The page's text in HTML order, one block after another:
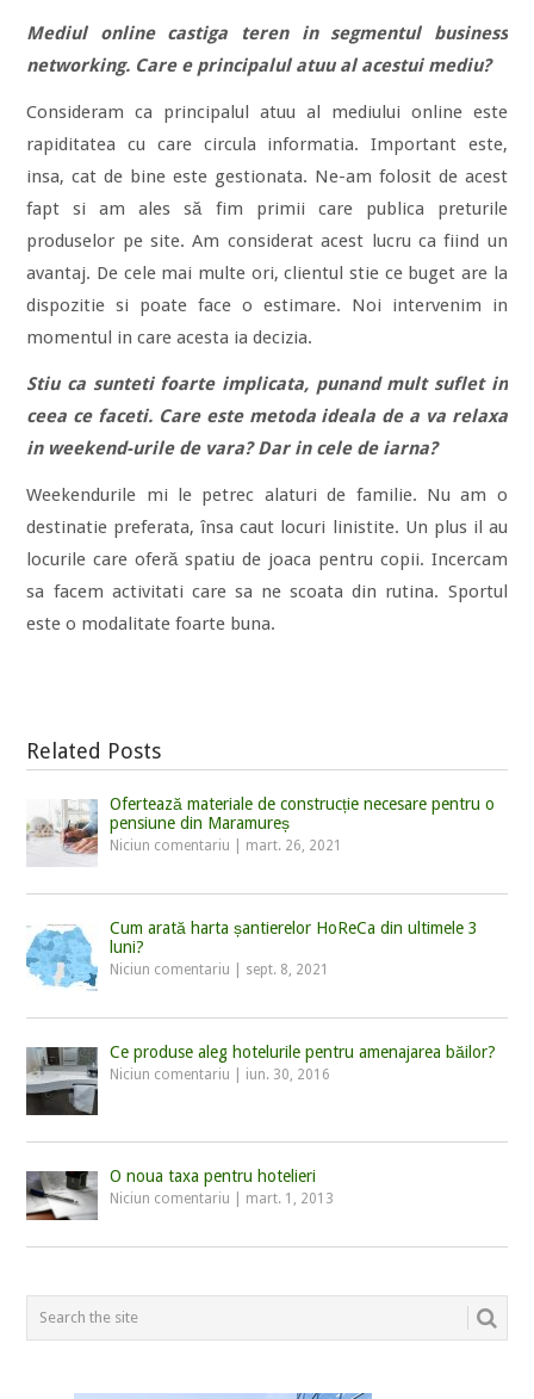
Mediul online castiga teren in segmentul business
networking. Care e principalul atuu al acestui mediu?
Consideram ca principalul atuu al mediului online este
rapiditatea cu care circula informatia. Important este,
insa, cat de bine este gestionata. Ne-am folosit de acest
fapt si am ales să fim primii care publica preturile
produselor pe site. Am considerat acest lucru ca fiind un
avantaj. De cele mai multe ori, clientul stie ce buget are la
dispozitie si poate face o estimare. Noi intervenim in
momentul in care acesta ia decizia.
Stiu ca sunteti foarte implicata, punand mult suflet in
ceea ce faceti. Care este metoda ideala de a va relaxa
in weekend-urile de vara? Dar in cele de iarna?
Weekendurile mi le petrec alaturi de familie. Nu am o
destinatie preferata, însa caut locuri linistite. Un plus il au
locurile care oferă spatiu de joaca pentru copii. Incercam
sa facem activitati care sa ne scoata din rutina. Sportul
este o modalitate foarte buna.
Related Posts
Ofertează materiale de construcție necesare pentru o
pensiune din Maramureș
Niciun comentariu mart. 26, 2021
Cum arată harta șantierelor HoReCa din ultimele 3
luni?
Niciun comentariu sept. 8, 2021
Ce produse aleg hotelurile pentru amenajarea băilor?
Niciun comentariu iun. 30, 2016
O noua taxa pentru hotelieri
Niciun comentariu mart. 1, 2013